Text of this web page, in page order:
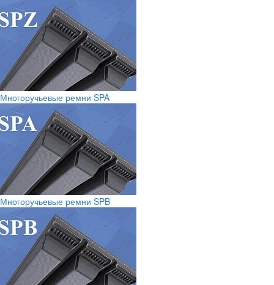
Многоручьевые ремни SPA
Многоручьевые ремни SPB